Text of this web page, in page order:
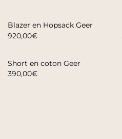
Blazer en Hopsack Geer
920,00€
Short en coton Geer
390,00€